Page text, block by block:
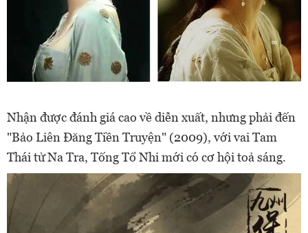
Nhận được đánh giá cao về diễn xuất, nhưng phải đến
"Bảo Liên Đăng Tiền Truyện" (2009), với vai Tam
Thái tử Na Tra, Tống Tổ Nhi mới có cơ hội toả sáng.